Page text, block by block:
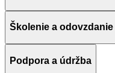
Školenie a odovzdanie
Podpora a údržba